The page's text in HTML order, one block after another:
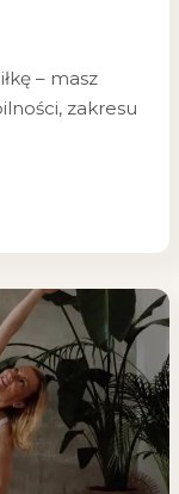
– masz
zakresu